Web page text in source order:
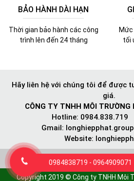
BẢO HÀNH DÀI HẠN
Thời gian bảo hành các công
trình lên đến 24 tháng
tối
Hãy liên hệ với chúng tôi để được
giá.
CÔNG TY TNHH MÔI TRƯỜNG
Hotline: 0984.838.719
Gmail:
Website:
Copyright 2019 © Công ty TNHH Môi
0984838719 - 0964909071